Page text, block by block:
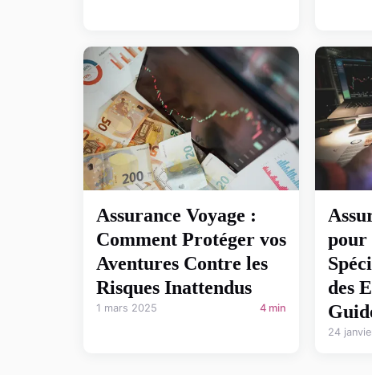
Assurance Voyage :
Comment Protéger vos
Aventures Contre les
Risques Inattendus
1 mars 2025 4 min
pour
des
24